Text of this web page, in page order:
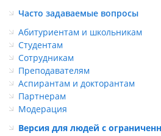
Часто задаваемые вопросы
Абитуриентам и школьникам
Студентам
Сотрудникам
Преподавателям
Аспирантам и докторантам
Партнерам
Модерация
Версия для людей с